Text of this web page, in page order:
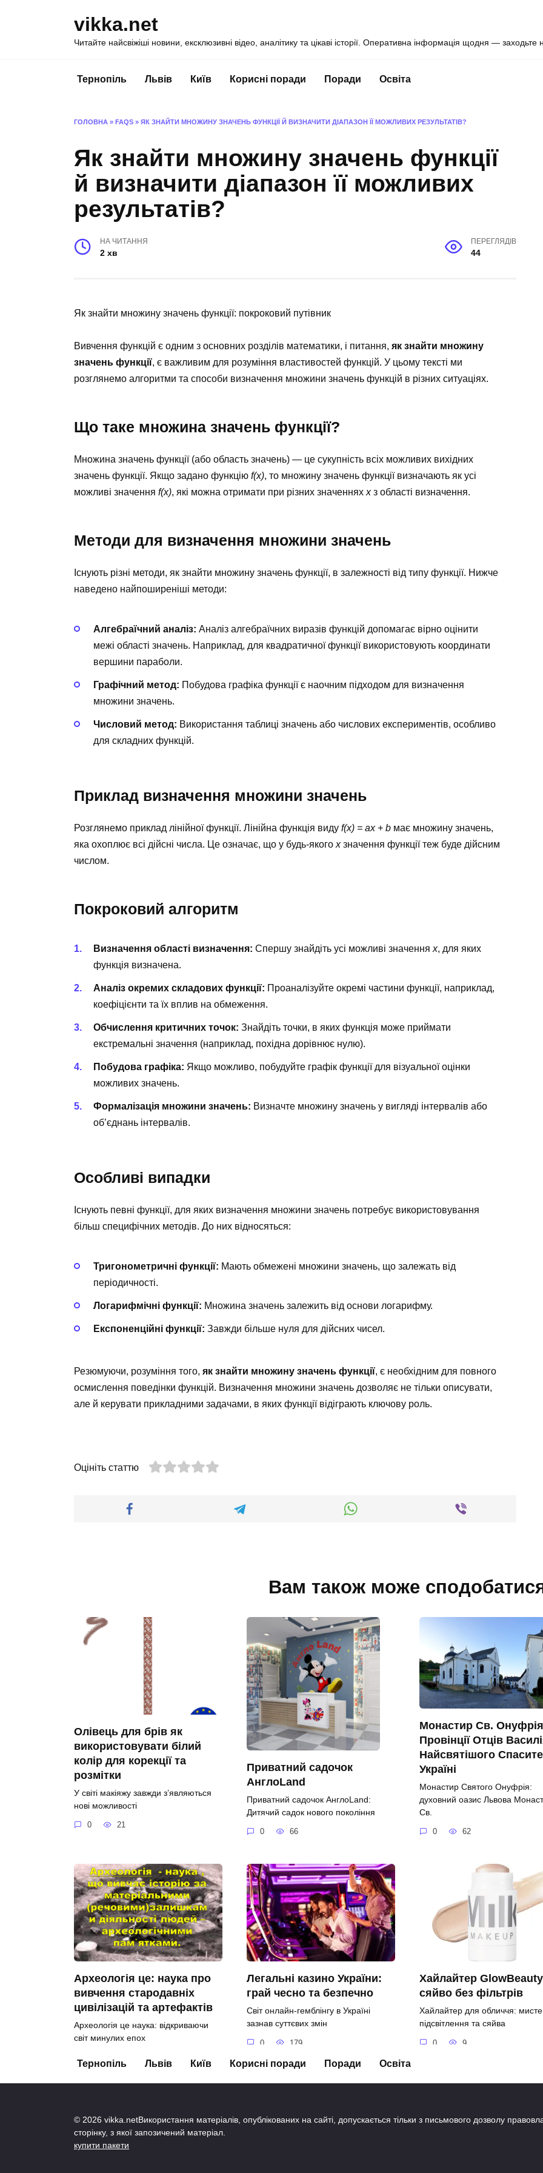
vikka.net
Читайте найсвіжіші новини, ексклюзивні відео, аналітику та цікаві історії. Оперативна інформація щодня —
Тернопіль Львів Київ Корисні поради Поради Освіта
ГОЛОВНА » FAQS » ЯК ЗНАЙТИ МНОЖИНУ ЗНАЧЕНЬ ФУНКЦІЇ Й ВИЗНАЧИТИ ДІАПАЗОН ЇЇ МОЖЛИВИХ РЕЗУЛЬТАТІВ?
Як знайти множину значень функції
й визначити діапазон її можливих
результатів?
НА ЧИТАННЯ
2 хв
ПЕРЕГЛЯДІВ
44
Як знайти множину значень функції: покроковий путівник
Вивчення функцій є одним з основних розділів математики, і питання, як знайти множину
значень функції, є важливим для розуміння властивостей функцій. У цьому тексті ми
розглянемо алгоритми та способи визначення множини значень функцій в різних ситуаціях.
Що таке множина значень функції?
Множина значень функції (або область значень) — це сукупність всіх можливих вихідних
значень функції. Якщо задано функцію f(x), то множину значень функції визначають як усі
можливі значення f(x), які можна отримати при різних значеннях xз області визначення.
Методи для визначення множини значень
Існують різні методи, як знайти множину значень функції, в залежності від типу функції. Нижче
наведено найпоширеніші методи:
Алгебраїчний аналіз: Аналіз алгебраїчних виразів функцій допомагає вірно оцінити
межі області значень. Наприклад, для квадратичної функції використовують координати
вершини параболи.
Графічний метод: Побудова графіка функції є наочним підходом для визначення
множини значень.
Числовий метод: Використання таблиці значень або числових експериментів, особливо
для складних функцій.
Приклад визначення множини значень
Розглянемо приклад лінійної функції. Лінійна функція виду f(x) = ax + b має множину значень,
яка охоплює всі дійсні числа. Це означає, що у будь-якого xзначення функції теж буде дійсним
числом.
Покроковий алгоритм
Визначення області визначення: Спершу знайдіть усі можливі значення x, для яких
функція визначена.
Аналіз окремих складових функції: Проаналізуйте окремі частини функції, наприклад,
коефіцієнти та їх вплив на обмеження.
Обчислення критичних точок: Знайдіть точки, в яких функція може приймати
екстремальні значення (наприклад, похідна дорівнює нулю).
Побудова графіка: Якщо можливо, побудуйте графік функції для візуальної оцінки
можливих значень.
Формалізація множини значень: Визначте множину значень у вигляді інтервалів або
об’єднань інтервалів.
Особливі випадки
Існують певні функції, для яких визначення множини значень потребує використовування
більш специфічних методів. До них відносяться:
Тригонометричні функції: Мають обмежені множини значень, що залежать від
періодичності.
Логарифмічні функції: Множина значень залежить від основи логарифму.
Експоненційні функції: Завжди більше нуля для дійсних чисел.
Резюмуючи, розуміння того, як знайти множину значень функції, є необхідним для повного
осмислення поведінки функцій. Визначення множини значень дозволяє не тільки описувати,
але й керувати прикладними задачами, в яких функції відіграють ключову роль.
Оцініть статтю
Вам також може
Олівець для брів як
використовувати білий
колір для корекції та
розмітки
У світі макіяжу завжди з’являються
нові можливості
0 21
Приватний садочок
АнглоLand
Приватний садочок АнглоLand:
Дитячий садок нового покоління
0 66
Монастир Св. Онуфрія
Провінції Отців
Найсвятішого
Україні
Монастир Святого Онуфрія:
духовний оазис Львова
Св.
0 62
Археологія це: наука про
вивчення стародавніх
цивілізацій та артефактів
Археологія це наука: відкриваючи
світ минулих епох
Легальні казино України:
грай чесно та безпечно
Світ онлайн-гемблінгу в Україні
зазнав суттєвих змін
0 179
Хайлайтер
сяйво без фільтрів
Хайлайтер для обличчя:
підсвітлення та сяйва
0 9
Тернопіль Львів Київ Корисні поради Поради Освіта
© 2026 vikka.netВикористання матеріалів, опублікованих на сайті, допускається тільки з письмового дозволу
сторінку, з якої запозичений матеріал.
купити пакети